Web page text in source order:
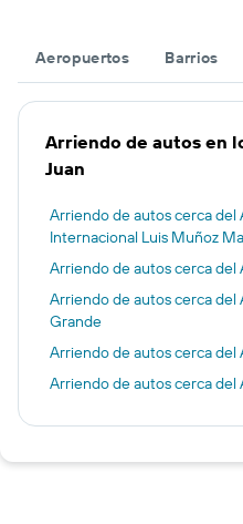
Aeropuertos Barrios
Arriendo de autos en
Juan
Arriendo de autos cerca del
Internacional Luis Muñoz
Arriendo de autos cerca
Arriendo de autos cerca del
Grande
Arriendo de autos cerca
Arriendo de autos cerca